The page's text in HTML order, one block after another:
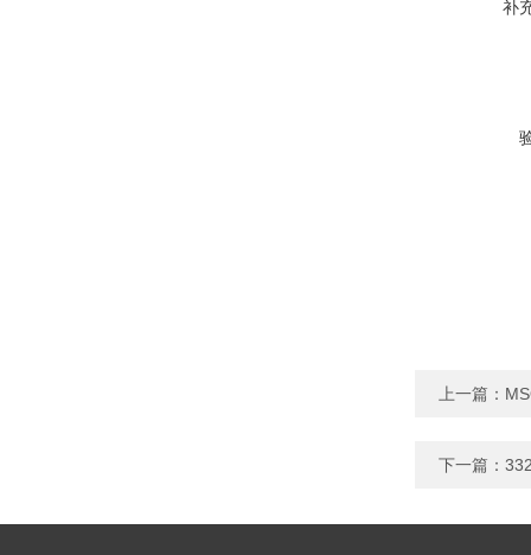
补
上一篇：
下一篇：